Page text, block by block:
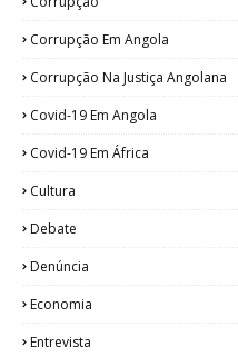
Corrupção Em Angola
Corrupção Na Justiça Angolana
Covid-19 Em Angola
Covid-19 Em África
Cultura
Debate
Denúncia
Economia
Entrevista